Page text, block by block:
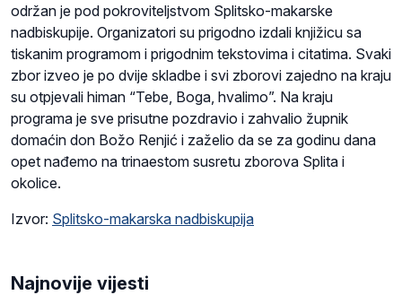
održan je pod pokroviteljstvom Splitsko-makarske
nadbiskupije. Organizatori su prigodno izdali knjižicu sa
tiskanim programom i prigodnim tekstovima i citatima. Svaki
zbor izveo je po dvije skladbe i svi zborovi zajedno na kraju
su otpjevali himan “Tebe, Boga, hvalimo”. Na kraju
programa je sve prisutne pozdravio i zahvalio župnik
domaćin don Božo Renjić i zaželio da se za godinu dana
opet nađemo na trinaestom susretu zborova Splita i
okolice.
Izvor: Splitsko-makarska nadbiskupija
Najnovije vijesti